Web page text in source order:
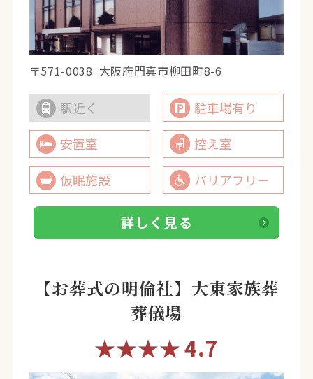
〒571-0038 大阪府門真市柳田町8-6
駅近く
駐車場有り
安置室
控え室
仮眠施設
バリアフリー
詳しく見る
【お葬式の明倫社】大東家族葬
葬儀場
★★★★4.7